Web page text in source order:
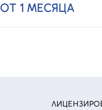
ОТ 1 МЕСЯЦА